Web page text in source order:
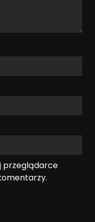
przeglądarce